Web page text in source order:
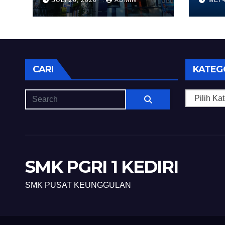
CARI
Kategori
SMK PGRI 1 KEDIRI
SMK PUSAT KEUNGGULAN